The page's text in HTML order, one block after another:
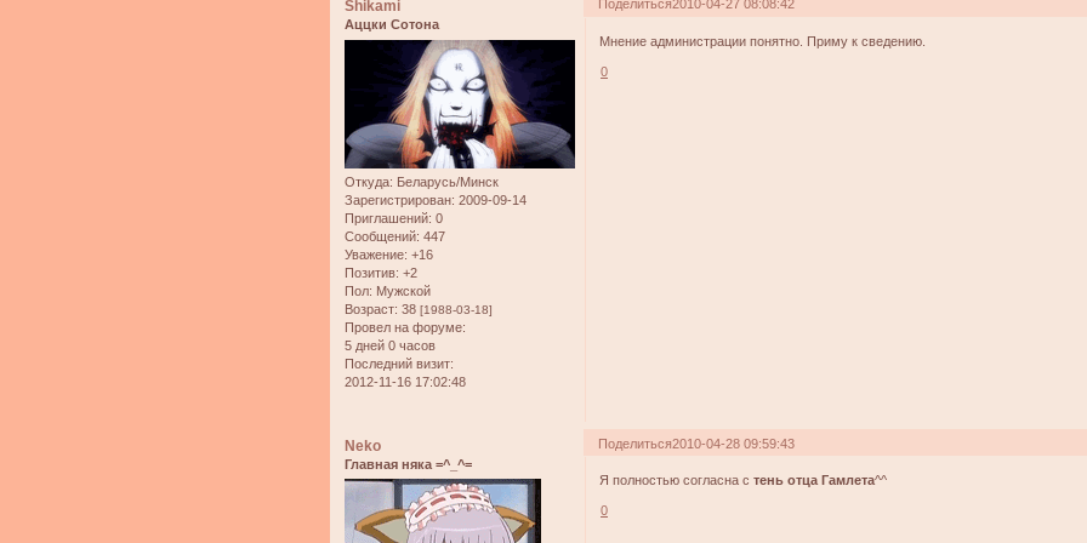
Поделиться2010-04-27 08:08:42
Shikami
Аццки Сотона
Откуда: Беларусь/Минск
Зарегистрирован: 2009-09-14
Приглашений: 0
Сообщений: 447
Уважение: +16
Позитив: +2
Пол: Мужской
Возраст: 38 [1988-03-18]
Провел на форуме:
5 дней 0 часов
Последний визит:
2012-11-16 17:02:48
Мнение администрации понятно. Приму к сведению.
0
Поделиться2010-04-28 09:59:43
Neko
Главная няка =^_^=
Я полностью согласна стень отца Гамлета^^
0